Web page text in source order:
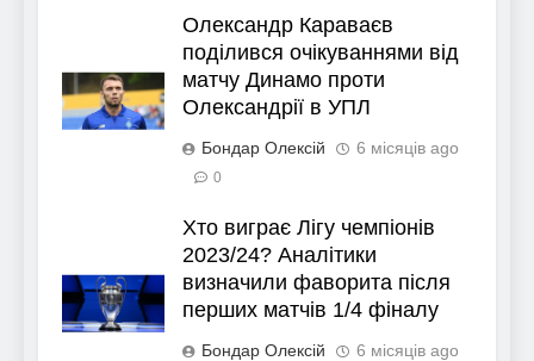
Олександр Караваєв
поділився очікуваннями від
матчу Динамо проти
Олександрії в УПЛ
Бондар Олексій 6 місяців ago
0
Хто виграє Лігу чемпіонів
2023/24? Аналітики
визначили фаворита після
перших матчів 1/4 фіналу
Бондар Олексій 6 місяців ago